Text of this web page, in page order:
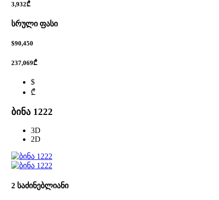
3,932₾
სრული ფასი
$90,450
237,069₾
$
₾
ბინა 1222
3D
2D
2 საძინებლიანი